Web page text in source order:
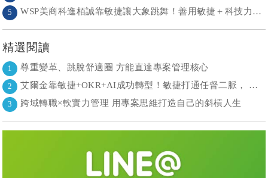
5 WSP美商科進栢誠靠敏捷讓大象跳舞！善用敏捷＋科技力， 大型工程也能快速迭代
精選閱讀
1 尊重變革、跳脫舒適圈 方能直達專案管理核心
2 艾爾金靠敏捷+OKR+AI成功轉型！敏捷打通任督二脈， 避免文化與流程「卡卡」導致溝通無效
3 跨域轉職×軟實力管理 用專案思維打造自己的斜槓人生